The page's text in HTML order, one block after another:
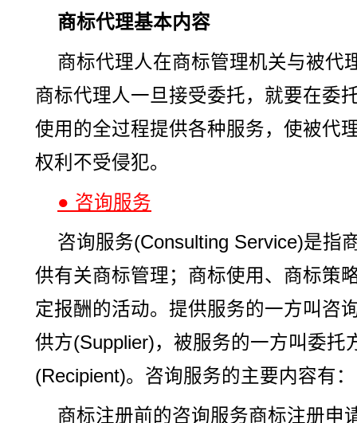
商标代理基本内容
商标代理人在商标管理机关与被代
商标代理人一旦接受委托，就要在委
使用的全过程提供各种服务，使被代
权利不受侵犯。
● 咨询服务
咨询服务(Consulting Service)是指
供有关商标管理；商标使用、商标策
定报酬的活动。提供服务的一方叫咨
供方(Supplier)，被服务的一方叫委托
(Recipient)。咨询服务的主要内容有：
商标注册前的咨询服务商标注册申